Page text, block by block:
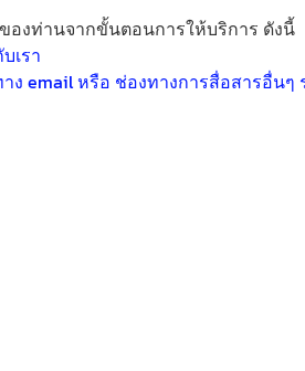
องท่านจากขั้นตอนการให้บริการ ดังนี้
เรา
email หรือ ช่องทางการสื่อสารอื่นๆ